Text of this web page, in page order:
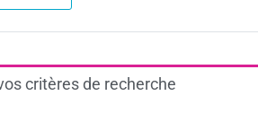
critères de recherche